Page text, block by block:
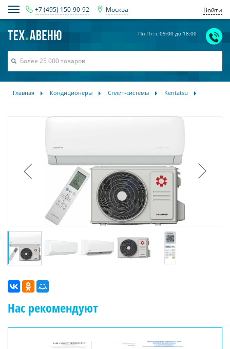
+7 (495) 150-90-92 Москва Войти
Пн-Пт: с 09:00 до 18:00
Главная Кондиционеры Сплит-системы Kentatsu
Нас рекомендуют